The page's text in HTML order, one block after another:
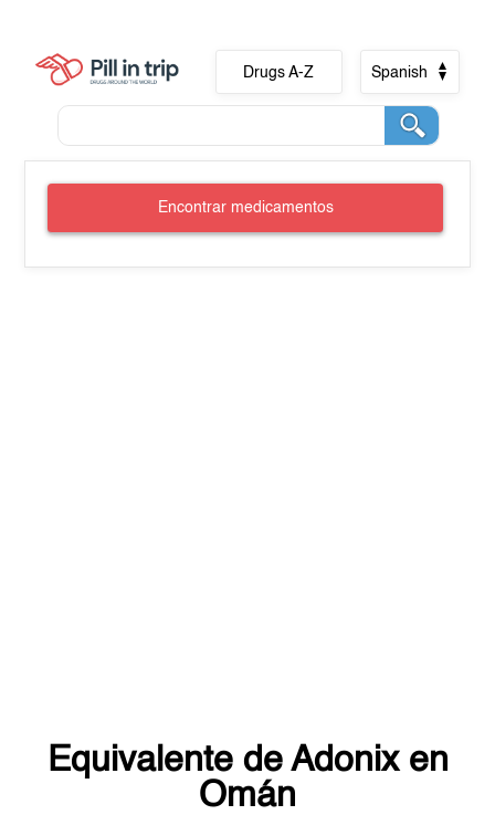
Drugs A-Z Spanish
Encontrar medicamentos
Equivalente de Adonixen
Omán